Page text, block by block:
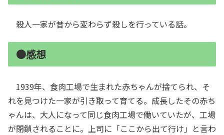
殺人一家が昔から変わらず殺しを行っている話。
●感想
1939年、食肉工場で生まれた赤ちゃんが捨てられ、そ
れを見つけた一家が引き取って育てる。成長したその赤ち
ゃんは、大人になって同じ食肉工場で働いていたが、工場
が閉鎖されることに。上司に「ここから出て行け」と言わ